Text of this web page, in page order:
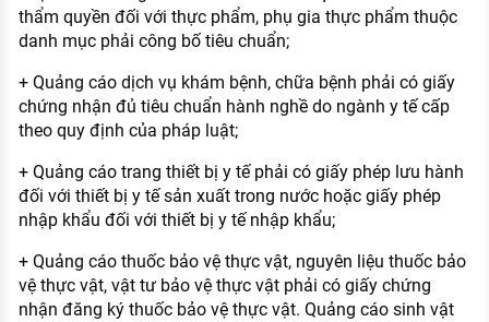
thẩm quyền đối với thực phẩm, phụ gia thực phẩm thuộc
danh mục phải công bố tiêu chuẩn;
+ Quảng cáo dịch vụ khám bệnh, chữa bệnh phải có giấy
chứng nhận đủ tiêu chuẩn hành nghề do ngành y tế cấp
theo quy định của pháp luật;
+ Quảng cáo trang thiết bị y tế phải có giấy phép lưu hành
đối với thiết bị y tế sản xuất trong nước hoặc giấy phép
nhập khẩu đối với thiết bị y tế nhập khẩu;
+ Quảng cáo thuốc bảo vệ thực vật, nguyên liệu thuốc bảo
vệ thực vật, vật tư bảo vệ thực vật phải có giấy chứng
nhận đăng ký thuốc bảo vệ thực vật. Quảng cáo sinh vật